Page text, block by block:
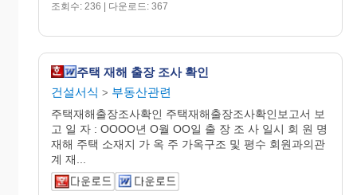
조회수: 236 | 다운로드: 367
주택 재해 출장 조사 확인
건설서식 > 부동산관련
주택재해출장조사확인 주택재해출장조사확인보고서 보
고 일 자 : OOOO년 O월 OO일 출 장 조 사 일시 회 원 명
재해 주택 소재지 가 옥 주 가옥구조 및 평수 회원과의관
계 재...